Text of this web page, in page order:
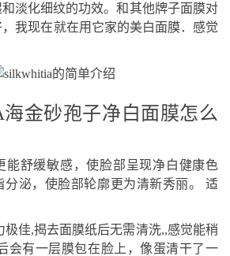
淡化细纹的功效。和其他牌子面膜对
，我现在就在用它家的美白面膜．感觉
金砂孢子净白面膜怎么
能舒缓敏感，使脸部呈现净白健康色
分泌，使脸部轮廓更为清新秀丽。 适
极佳,揭去面膜纸后无需清洗,,感觉能稍
会有一层膜包在脸上，像蛋清干了一